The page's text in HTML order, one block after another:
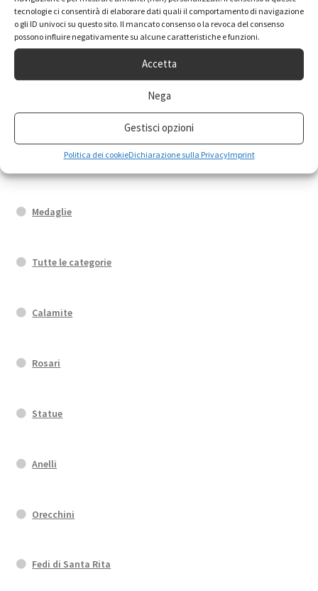
tecnologie ci consentirà di elaborare dati quali il comportamento di navigazione
o gli ID univoci su questo sito. Il mancato consenso o la revoca del consenso
possono influire negativamente su alcune caratteristiche e funzioni.
Accetta
Nega
Gestisci opzioni
Politica dei cookieDichiarazione sulla PrivacyImprint
Orecchini
Bracciali
Portachiavi
Medaglie
Tutte le categorie
Calamite
Rosari
Statue
Anelli
Orecchini
Fedi di Santa Rita